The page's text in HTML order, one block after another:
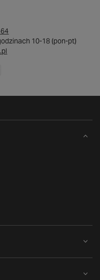
10-18 (pon-pt)